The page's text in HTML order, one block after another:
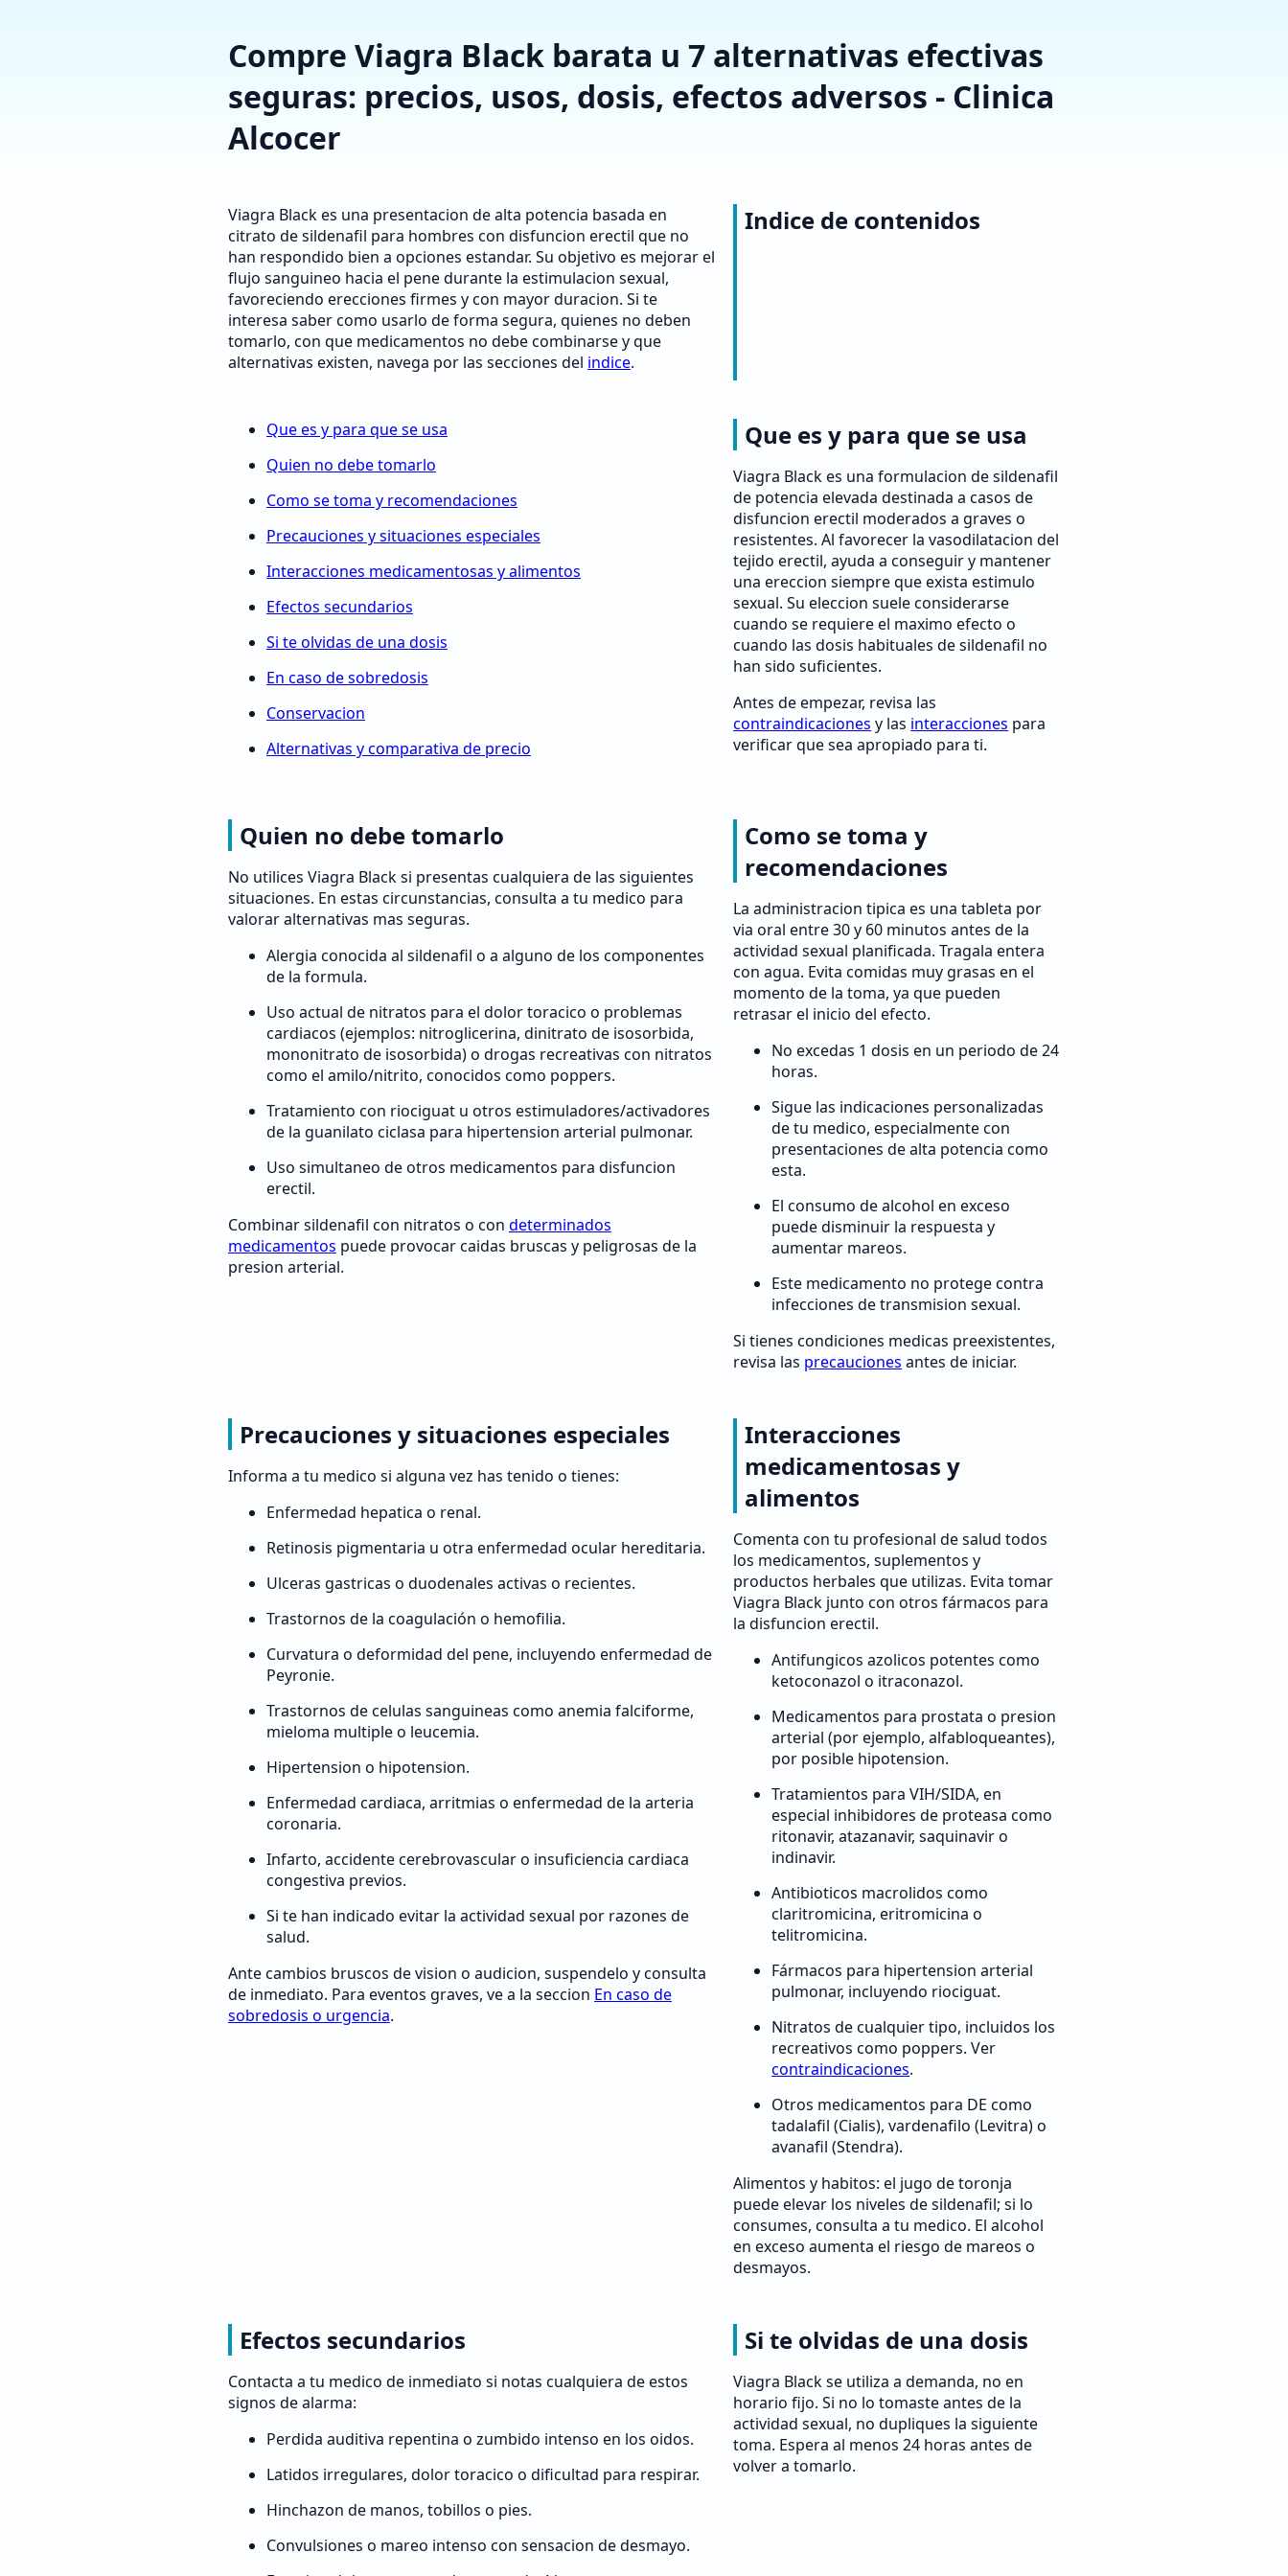
Compre Viagra Black barata u 7 alternativas efectivas
seguras: precios, usos, dosis, efectos adversos - Clinica
Alcocer
Viagra Black es una presentacion de alta potencia basada en
citrato de sildenafil para hombres con disfuncion erectil que no
han respondido bien a opciones estandar. Su objetivo es mejorar el
flujo sanguineo hacia el pene durante la estimulacion sexual,
favoreciendo erecciones firmes y con mayor duracion. Si te
interesa saber como usarlo de forma segura, quienes no deben
tomarlo, con que medicamentos no debe combinarse y que
alternativas existen, navega por las secciones del indice.
Indice de contenidos
Que es y para que se usa
Quien no debe tomarlo
Como se toma y recomendaciones
Precauciones y situaciones especiales
Interacciones medicamentosas y alimentos
Efectos secundarios
Si te olvidas de una dosis
En caso de sobredosis
Conservacion
Alternativas y comparativa de precio
Que es y para que se usa
Viagra Black es una formulacion de sildenafil
de potencia elevada destinada a casos de
disfuncion erectil moderados a graves o
resistentes. Al favorecer la vasodilatacion del
tejido erectil, ayuda a conseguir y mantener
una ereccion siempre que exista estimulo
sexual. Su eleccion suele considerarse
cuando se requiere el maximo efecto o
cuando las dosis habituales de sildenafil no
han sido suficientes.
Antes de empezar, revisa las
contraindicaciones y las interacciones para
verificar que sea apropiado para ti.
Quien no debe tomarlo
No utilices Viagra Black si presentas cualquiera de las siguientes
situaciones. En estas circunstancias, consulta a tu medico para
valorar alternativas mas seguras.
Alergia conocida al sildenafil o a alguno de los componentes
de la formula.
Uso actual de nitratos para el dolor toracico o problemas
cardiacos (ejemplos: nitroglicerina, dinitrato de isosorbida,
mononitrato de isosorbida) o drogas recreativas con nitratos
como el amilo/nitrito, conocidos como poppers.
Tratamiento con riociguat u otros estimuladores/activadores
de la guanilato ciclasa para hipertension arterial pulmonar.
Uso simultaneo de otros medicamentos para disfuncion
erectil.
Combinar sildenafil con nitratos o con determinados
medicamentos puede provocar caidas bruscas y peligrosas de la
presion arterial.
Como se toma y
recomendaciones
La administracion tipica es una tableta por
via oral entre 30 y 60 minutos antes de la
actividad sexual planificada. Tragala entera
con agua. Evita comidas muy grasas en el
momento de la toma, ya que pueden
retrasar el inicio del efecto.
No excedas 1 dosis en un periodo de 24
horas.
Sigue las indicaciones personalizadas
de tu medico, especialmente con
presentaciones de alta potencia como
esta.
El consumo de alcohol en exceso
puede disminuir la respuesta y
aumentar mareos.
Este medicamento no protege contra
infecciones de transmision sexual.
Si tienes condiciones medicas preexistentes,
revisa las precauciones antes de iniciar.
Precauciones y situaciones especiales
Informa a tu medico si alguna vez has tenido o tienes:
Enfermedad hepatica o renal.
Retinosis pigmentaria u otra enfermedad ocular hereditaria.
Ulceras gastricas o duodenales activas o recientes.
Trastornos de la coagulación o hemofilia.
Curvatura o deformidad del pene, incluyendo enfermedad de
Peyronie.
Trastornos de celulas sanguineas como anemia falciforme,
mieloma multiple o leucemia.
Hipertension o hipotension.
Enfermedad cardiaca, arritmias o enfermedad de la arteria
coronaria.
Infarto, accidente cerebrovascular o insuficiencia cardiaca
congestiva previos.
Si te han indicado evitar la actividad sexual por razones de
salud.
Ante cambios bruscos de vision o audicion, suspendelo y consulta
de inmediato. Para eventos graves, ve a la seccion En caso de
sobredosis o urgencia.
Interacciones
medicamentosas y
alimentos
Comenta con tu profesional de salud todos
los medicamentos, suplementos y
productos herbales que utilizas. Evita tomar
Viagra Black junto con otros fármacos para
la disfuncion erectil.
Antifungicos azolicos potentes como
ketoconazol o itraconazol.
Medicamentos para prostata o presion
arterial (por ejemplo, alfabloqueantes),
por posible hipotension.
Tratamientos para VIH/SIDA, en
especial inhibidores de proteasa como
ritonavir, atazanavir, saquinavir o
indinavir.
Antibioticos macrolidos como
claritromicina, eritromicina o
telitromicina.
Fármacos para hipertension arterial
pulmonar, incluyendo riociguat.
Nitratos de cualquier tipo, incluidos los
recreativos como poppers. Ver
contraindicaciones.
Otros medicamentos para DE como
tadalafil (Cialis), vardenafilo (Levitra) o
avanafil (Stendra).
Alimentos y habitos: el jugo de toronja
puede elevar los niveles de sildenafil; si lo
consumes, consulta a tu medico. El alcohol
en exceso aumenta el riesgo de mareos o
desmayos.
Efectos secundarios
Contacta a tu medico de inmediato si notas cualquiera de estos
signos de alarma:
Perdida auditiva repentina o zumbido intenso en los oidos.
Latidos irregulares, dolor toracico o dificultad para respirar.
Hinchazon de manos, tobillos o pies.
Convulsiones o mareo intenso con sensacion de desmayo.
Si te olvidas de una dosis
Viagra Black se utiliza a demanda, no en
horario fijo. Si no lo tomaste antes de la
actividad sexual, no dupliques la siguiente
toma. Espera al menos 24 horas antes de
volver a tomarlo.